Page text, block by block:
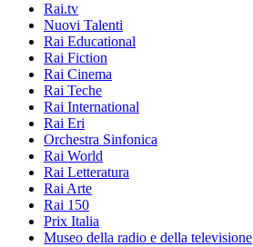
Rai.tv
Nuovi Talenti
Rai Educational
Rai Fiction
Rai Cinema
Rai Teche
Rai International
Rai Eri
Orchestra Sinfonica
Rai World
Rai Letteratura
Rai Arte
Rai 150
Prix Italia
Museo della radio e della televisione